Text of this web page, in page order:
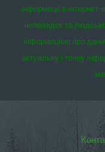
інформації в інтернет-
неполадок та
інформацією про
актуальну і точну